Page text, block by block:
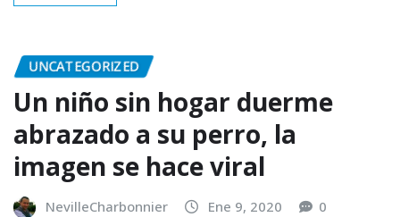
UNCATEGORIZED
Un niño sin hogar duerme
abrazado a su perro, la
imagen se hace viral
NevilleCharbonnier Ene 9, 2020 0